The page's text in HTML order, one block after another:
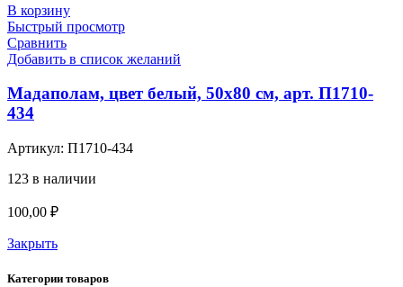
В корзину
Быстрый просмотр
Сравнить
Добавить в список желаний
Мадаполам, цвет белый, 50х80 см, арт. П1710-
434
Артикул: П1710-434
123 в наличии
100,00 ₽
Закрыть
Категории товаров